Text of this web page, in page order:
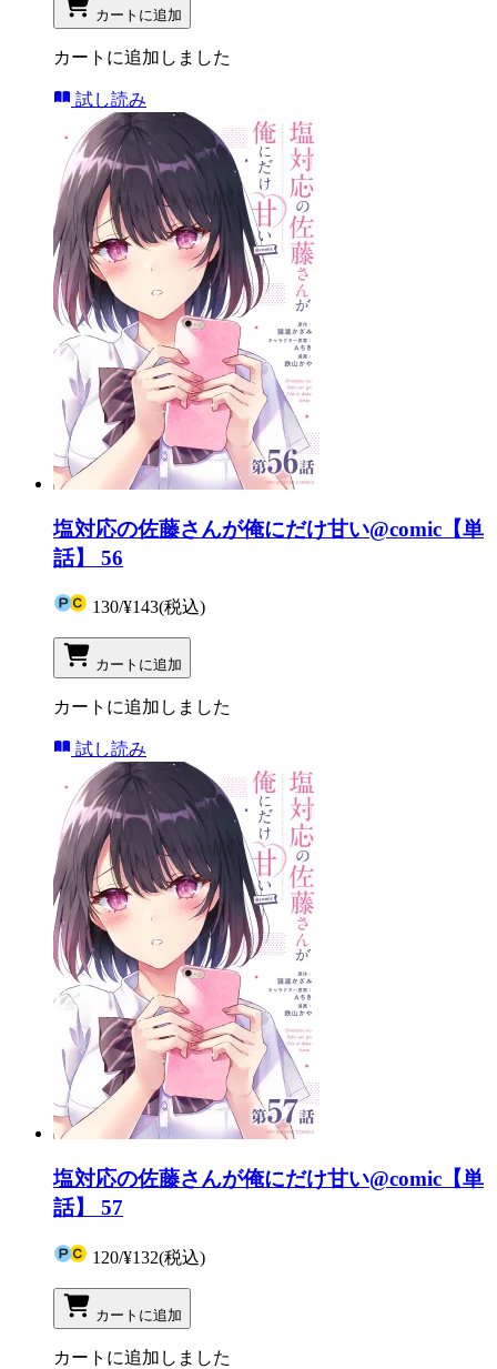
カートに追加
カートに追加しました
試し読み
塩対応の佐藤さんが俺にだけ甘い@comic【単
話】 56
130/¥143(税込)
カートに追加
カートに追加しました
試し読み
塩対応の佐藤さんが俺にだけ甘い@comic【単
話】 57
120/¥132(税込)
カートに追加
カートに追加しました